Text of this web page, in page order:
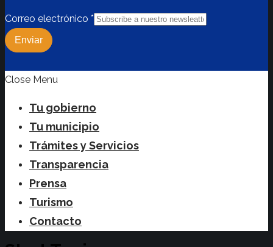
Correo electrónico *
Enviar
Close Menu
Tu gobierno
Tu municipio
Trámites y Servicios
Transparencia
Prensa
Turismo
Contacto